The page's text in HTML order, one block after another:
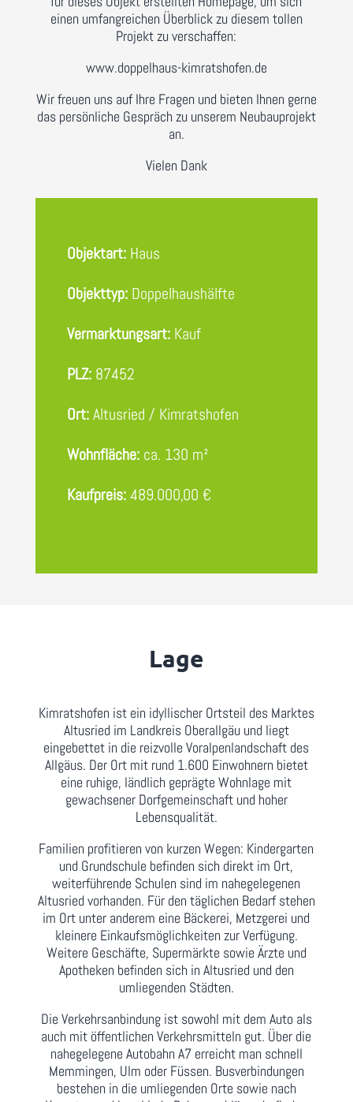
einen umfangreichen Überblick zu diesem tollen
Projekt zu verschaffen:
www.doppelhaus-kimratshofen.de
Wir freuen uns auf Ihre Fragen und bieten Ihnen gerne
das persönliche Gespräch zu unserem Neubauprojekt
an.
Vielen Dank
Objektart: Haus
Objekttyp: Doppelhaushälfte
Vermarktungsart: Kauf
PLZ: 87452
Ort:Altusried / Kimratshofen
Wohnfläche: ca. 130 m²
Kaufpreis:489.000,00 €
Lage
Kimratshofen ist ein idyllischer Ortsteil des Marktes
Altusried im Landkreis Oberallgäu und liegt
eingebettet in die reizvolle Voralpenlandschaft des
Allgäus. Der Ort mit rund 1.600 Einwohnern bietet
eine ruhige, ländlich geprägte Wohnlage mit
gewachsener Dorfgemeinschaft und hoher
Lebensqualität.
Familien profitieren von kurzen Wegen: Kindergarten
und Grundschule befinden sich direkt im Ort,
weiterführende Schulen sind im nahegelegenen
Altusried vorhanden. Für den täglichen Bedarf stehen
im Ort unter anderem eine Bäckerei, Metzgerei und
kleinere Einkaufsmöglichkeiten zur Verfügung.
Weitere Geschäfte, Supermärkte sowie Ärzte und
Apotheken befinden sich in Altusried und den
umliegenden Städten.
Die Verkehrsanbindung ist sowohl mit dem Auto als
auch mit öffentlichen Verkehrsmitteln gut. Über die
nahegelegene Autobahn A7 erreicht man schnell
Memmingen, Ulm oder Füssen. Busverbindungen
bestehen in die umliegenden Orte sowie nach